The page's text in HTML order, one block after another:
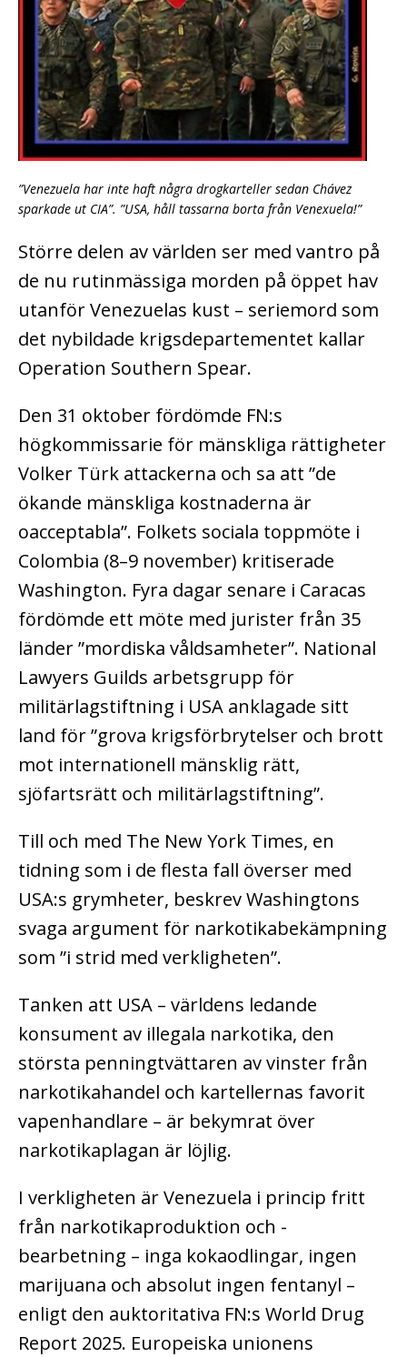
”Venezuela har inte haft några drogkarteller sedan Chávez
sparkade ut CIA”. ”USA, håll tassarna borta från Venexuela!”
Större delen av världen ser med vantro på
de nu rutinmässiga morden på öppet hav
utanför Venezuelas kust – seriemord som
det nybildade krigsdepartementet kallar
Operation Southern Spear.
Den 31 oktober fördömde FN:s
högkommissarie för mänskliga rättigheter
Volker Türk attackerna och sa att ”de
ökande mänskliga kostnaderna är
oacceptabla”. Folkets sociala toppmöte i
Colombia (8–9 november) kritiserade
Washington. Fyra dagar senare i Caracas
fördömde ett möte med jurister från 35
länder ”mordiska våldsamheter”. National
Lawyers Guilds arbetsgrupp för
militärlagstiftning i USA anklagade sitt
land för ”grova krigsförbrytelser och brott
mot internationell mänsklig rätt,
sjöfartsrätt och militärlagstiftning”.
Till och med The New York Times, en
tidning som i de flesta fall överser med
USA:s grymheter, beskrev Washingtons
svaga argument för narkotikabekämpning
som ”i strid med verkligheten”.
Tanken att USA – världens ledande
konsument av illegala narkotika, den
största penningtvättaren av vinster från
narkotikahandel och kartellernas favorit
vapenhandlare – är bekymrat över
narkotikaplagan är löjlig.
I verkligheten är Venezuela i princip fritt
från narkotikaproduktion och -
bearbetning – inga kokaodlingar, ingen
marijuana och absolut ingen fentanyl –
enligt den auktoritativa FN:s World Drug
Report 2025. Europeiska unionens